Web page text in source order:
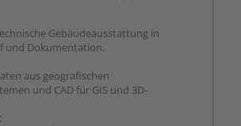
Gebäudeausstattung in
und Dokumentation.
aus geografischen
und CAD für GIS und 3D-